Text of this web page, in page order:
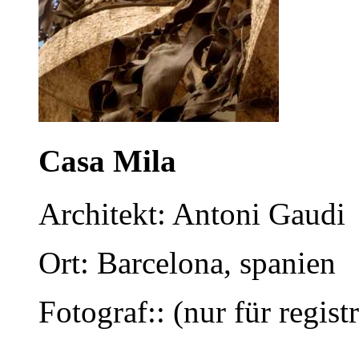
Casa Mila
Architekt: Antoni Gaudi
Ort: Barcelona, spanien
Fotograf:: (nur für